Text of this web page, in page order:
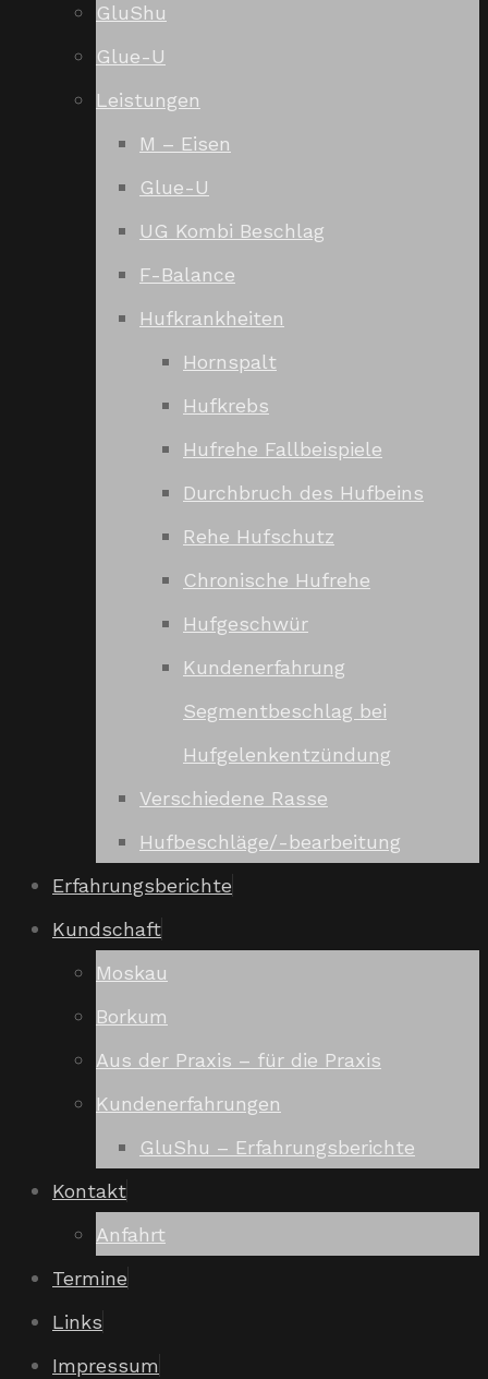
GluShu
Glue-U
Leistungen
M – Eisen
Glue-U
UG Kombi Beschlag
F-Balance
Hufkrankheiten
Hornspalt
Hufkrebs
Hufrehe Fallbeispiele
Durchbruch des Hufbeins
Rehe Hufschutz
Chronische Hufrehe
Hufgeschwür
Kundenerfahrung
Segmentbeschlag bei
Hufgelenkentzündung
Verschiedene Rasse
Hufbeschläge/-bearbeitung
Erfahrungsberichte
Kundschaft
Moskau
Borkum
Aus der Praxis – für die Praxis
Kundenerfahrungen
GluShu – Erfahrungsberichte
Kontakt
Anfahrt
Termine
Links
Impressum